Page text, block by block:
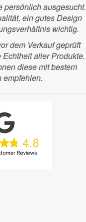
persönlich ausgesucht.
ein gutes Design
wichtig.
dem Verkauf geprüft
aller Produkte.
diese mit bestem
empfehlen.